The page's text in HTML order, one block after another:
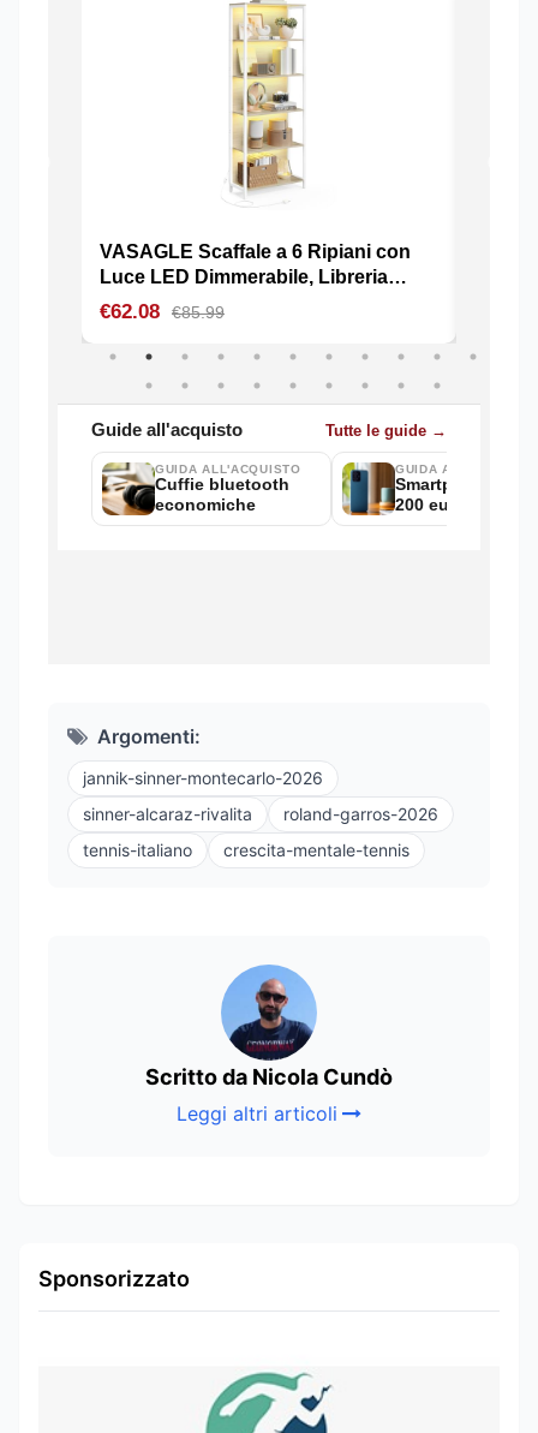
Argomenti:
jannik-sinner-montecarlo-2026
sinner-alcaraz-rivalita
roland-garros-2026
tennis-italiano
crescita-mentale-tennis
Scritto da Nicola Cundò
Leggi altri articoli
Sponsorizzato